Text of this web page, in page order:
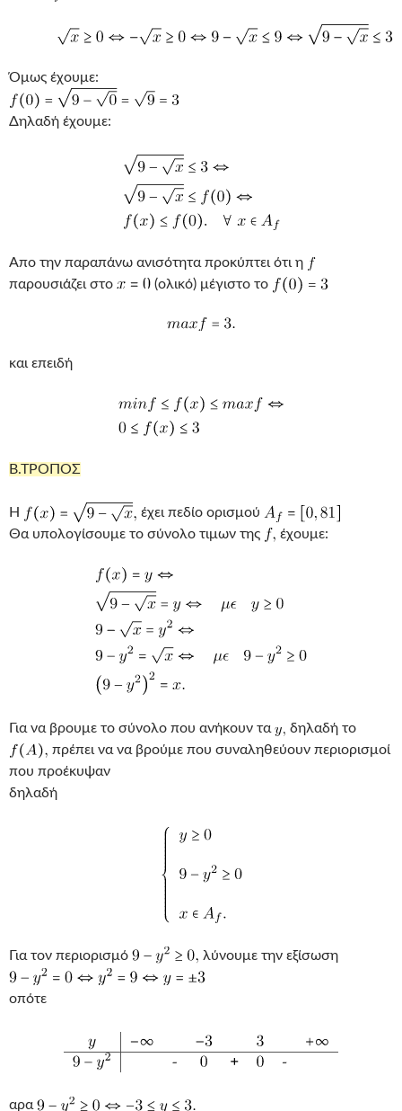
Όμως έχουμε:
Δηλαδή έχουμε:
Απο την παραπάνω ανισότητα προκύπτει ότι η
παρουσιάζει στο
(ολικό) μέγιστο το
και επειδή
Β.ΤΡΟΠΟΣ
Η
έχει πεδίο ορισμού
Θα υπολογίσουμε το σύνολο τιμων της
έχουμε:
Για να βρουμε το σύνολο που ανήκουν τα
δηλαδή το
πρέπει να να βρούμε που συναληθεύουν περιορισμοί
που προέκυψαν
δηλαδή
Για τον περιορισμό λύνουμε την εξίσωση
οπότε
αρα